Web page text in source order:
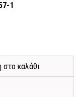
1
στο καλάθι